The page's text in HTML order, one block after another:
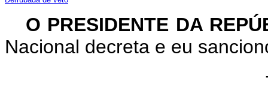
O PRESIDENTE DA
Nacional decreta e eu